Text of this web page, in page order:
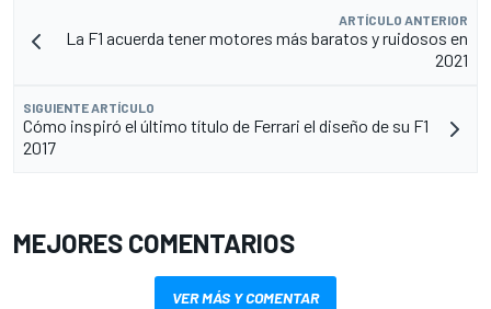
ARTÍCULO ANTERIOR
La F1 acuerda tener motores más baratos y ruidosos en
2021
SIGUIENTE ARTÍCULO
Cómo inspiró el último título de Ferrari el diseño de su F1
2017
MEJORES COMENTARIOS
VER MÁS Y COMENTAR